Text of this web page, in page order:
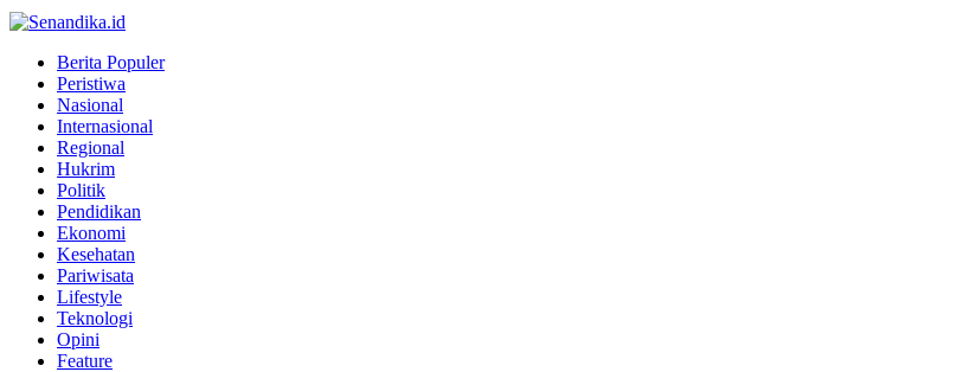
Berita Populer
Peristiwa
Nasional
Internasional
Regional
Hukrim
Politik
Pendidikan
Ekonomi
Kesehatan
Pariwisata
Lifestyle
Teknologi
Opini
Feature